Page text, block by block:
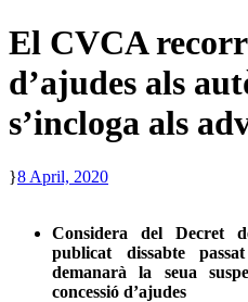
El CVCA
d’ajudes als
s’incloga als
8 April, 2020
Considera del Decret
publicat dissabte
demanarà la seua
concessió d’ajudes